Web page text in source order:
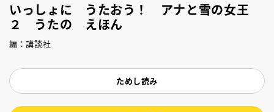
いっしょに うたおう！ アナと雪の女王
２ うたの えほん
編：講談社
ためし読み